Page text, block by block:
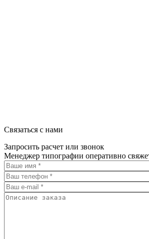
Связаться с нами
Запросить расчет или звонок
Менеджер типографии оперативно